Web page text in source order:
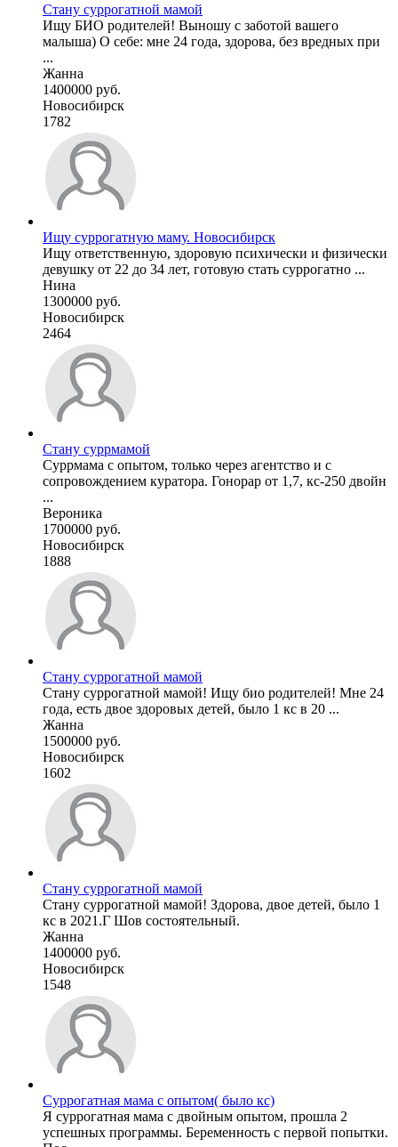
Стану суррогатной мамой
Ищу БИО родителей! Выношу с заботой вашего
малыша) О себе: мне 24 года, здорова, без вредных при
...
Жанна
1400000 руб.
Новосибирск
1782
Ищу суррогатную маму. Новосибирск
Ищу ответственную, здоровую психически и физически
девушку от 22 до 34 лет, готовую стать суррогатно ...
Нина
1300000 руб.
Новосибирск
2464
Стану суррмамой
Суррмама с опытом, только через агентство и с
сопровождением куратора. Гонорар от 1,7, кс-250 двойн
...
Вероника
1700000 руб.
Новосибирск
1888
Стану суррогатной мамой
Стану суррогатной мамой! Ищу био родителей! Мне 24
года, есть двое здоровых детей, было 1 кс в 20 ...
Жанна
1500000 руб.
Новосибирск
1602
Стану суррогатной мамой
Стану суррогатной мамой! Здорова, двое детей, было 1
кс в 2021.Г Шов состоятельный.
Жанна
1400000 руб.
Новосибирск
1548
Суррогатная мама с опытом( было кс)
Я суррогатная мама с двойным опытом, прошла 2
успешных программы. Беременность с первой попытки.